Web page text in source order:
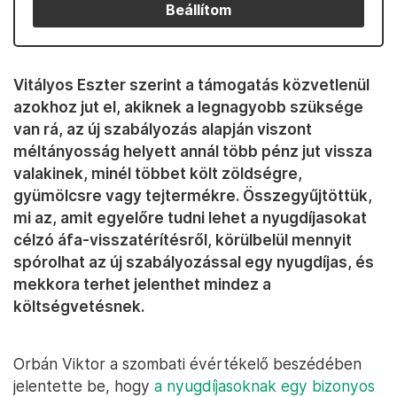
Beállítom
Vitályos Eszter szerint a támogatás közvetlenül
azokhoz jut el, akiknek a legnagyobb szüksége
van rá, az új szabályozás alapján viszont
méltányosság helyett annál több pénz jut vissza
valakinek, minél többet költ zöldségre,
gyümölcsre vagy tejtermékre. Összegyűjtöttük,
mi az, amit egyelőre tudni lehet a nyugdíjasokat
célzó áfa-visszatérítésről, körülbelül mennyit
spórolhat az új szabályozással egy nyugdíjas, és
mekkora terhet jelenthet mindez a
költségvetésnek.
Orbán Viktor a szombati évértékelő beszédében
jelentette be, hogy a nyugdíjasoknak egy bizonyos